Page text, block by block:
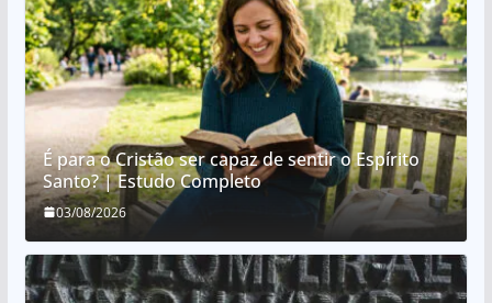
É para o Cristão ser capaz de sentir o Espírito
Santo? | Estudo Completo
03/08/2026